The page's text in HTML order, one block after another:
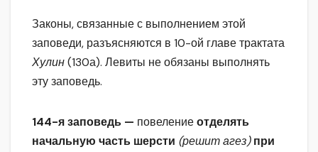
Законы, связанные с выполнением этой
заповеди, разъясняются в 10-ой главе трактата
Хулин(130а). Левиты не обязаны выполнять
эту заповедь.
144-я заповедь — повелениеотделять
начальную часть шерсти (решит агез)при